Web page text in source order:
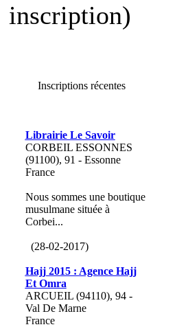
inscription)
Inscriptions récentes
Librairie Le Savoir
CORBEIL ESSONNES
(91100), 91 - Essonne
France
Nous sommes une boutique
musulmane située à
Corbei...
(28-02-2017)
Hajj 2015 : Agence Hajj
Et Omra
ARCUEIL (94110), 94 -
Val De Marne
France